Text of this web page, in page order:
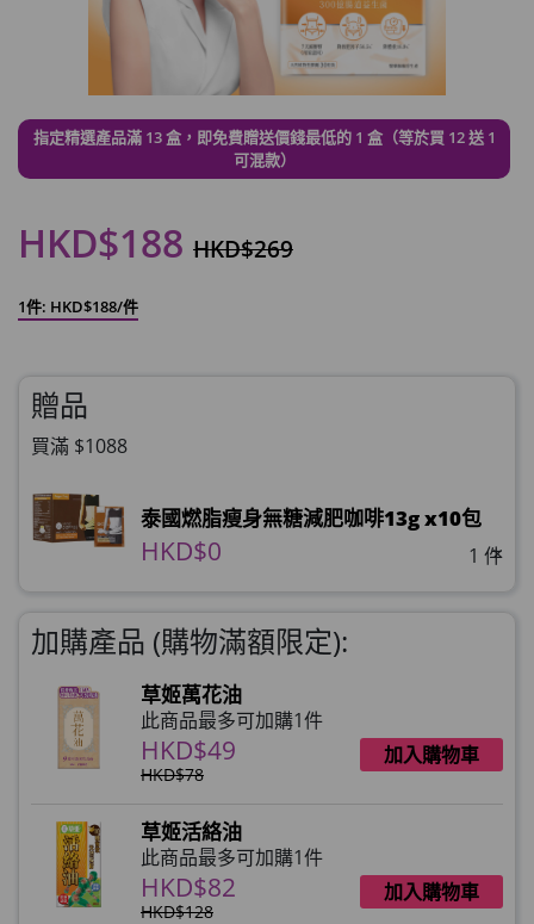
指定精選產品滿 13 盒，即免費贈送價錢最低的 1 盒（等於買 12 送 1
可混款）
HKD$188 HKD$269
1件: HKD$188/件
贈品
買滿 $1088
1 件
泰國燃脂瘦身無糖減肥咖啡13g x10包
HKD$0 ×
加購產品 (購物滿額限定):
草姬萬花油
此商品最多可加購1件
HKD$49
HKD$78
加入購物車
草姬活絡油
此商品最多可加購1件
HKD$82
HKD$128
加入購物車